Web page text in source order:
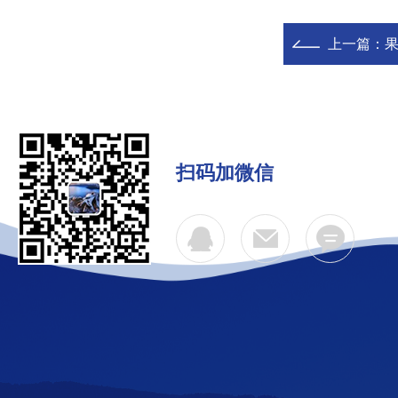
上一篇：
扫码加微信